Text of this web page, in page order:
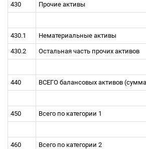
430 Прочие активы
430.1 Нематериальные активы
430.2 Остальная часть прочих активов
440 ВСЕГО балансовых активов
450 Всего по категории 1
460 Всего по категории 2